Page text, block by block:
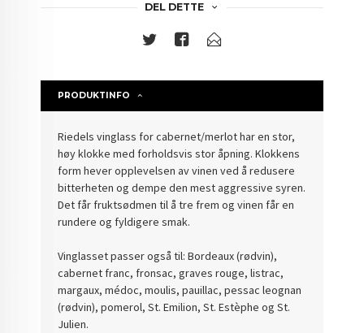
DEL DETTE
PRODUKTINFO
Riedels vinglass for cabernet/merlot har en stor,
høy klokke med forholdsvis stor åpning. Klokkens
form hever opplevelsen av vinen ved å redusere
bitterheten og dempe den mest aggressive syren.
Det får fruktsødmen til å tre frem og vinen får en
rundere og fyldigere smak.
Vinglasset passer også til: Bordeaux (rødvin),
cabernet franc, fronsac, graves rouge, listrac,
margaux, médoc, moulis, pauillac, pessac leognan
(rødvin), pomerol, St. Emilion, St. Estèphe og St.
Julien.